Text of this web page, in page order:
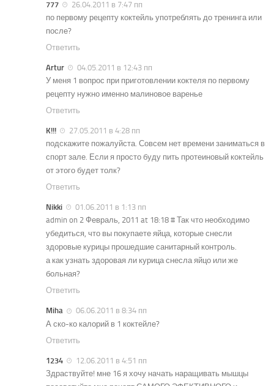
777
26.04.2011 в 7:47 пп
по первому рецепту коктейль употреблять до тренинга или
после?
Ответить
Artur
04.05.2011 в 12:43 пп
У меня 1 вопрос при приготовлении коктеля по первому
рецепту нужно именно малиновое варенье
Ответить
K!!!
27.05.2011 в 4:28 пп
подскажите пожалуйста. Совсем нет времени заниматься в
спорт зале. Если я просто буду пить протеиновый коктейль
от этого будет толк?
Ответить
Nikki
01.06.2011 в 1:13 пп
admin on 2 Февраль, 2011 at 18:18 # Так что необходимо
убедиться, что вы покупаете яйца, которые снесли
здоровые курицы прошедшие санитарный контроль.
а как узнать здоровая ли курица снесла яйцо или же
больная?
Ответить
Miha
06.06.2011 в 8:34 пп
А ско-ко калорий в 1 коктейле?
Ответить
1234
12.06.2011 в 4:51 пп
Здраствуйте! мне 16 я хочу начать наращивать мышцы